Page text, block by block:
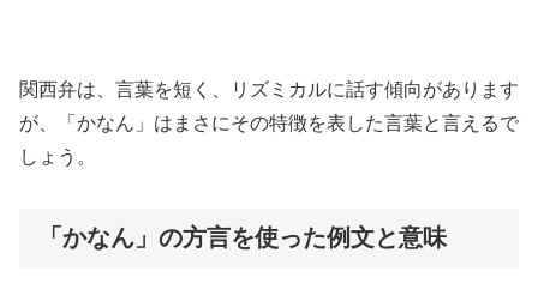
関西弁は、言葉を短く、リズミカルに話す傾向があります
が、「かなん」はまさにその特徴を表した言葉と言えるで
しょう。
「かなん」の方言を使った例文と意味